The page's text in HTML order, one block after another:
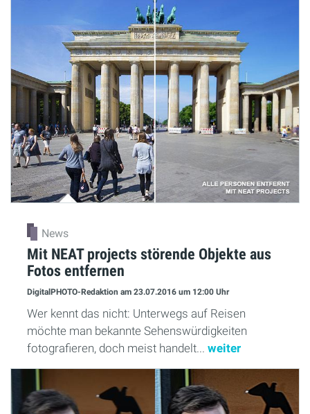
News
Mit NEAT projects störende Objekte aus
Fotos entfernen
DigitalPHOTO-Redaktion am 23.07.2016 um 12:00 Uhr
Wer kennt das nicht: Unterwegs auf Reisen
möchte man bekannte Sehenswürdigkeiten
fotografieren, doch meist handelt... weiter